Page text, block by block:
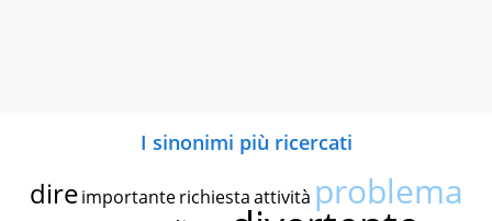
I sinonimi più ricercati
dire importante richiestaattività problema